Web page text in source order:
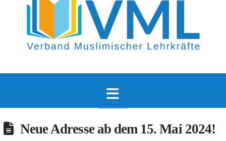
Navigation
Neue Adresse ab dem 15. Mai 2024!